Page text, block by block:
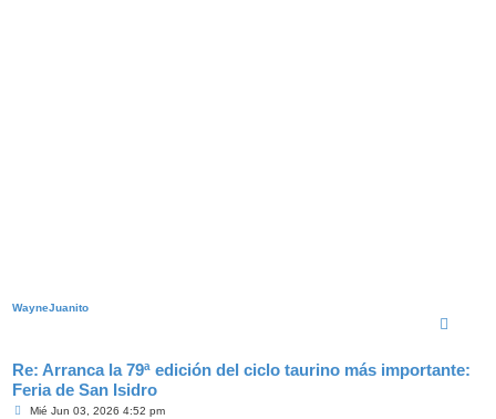
WayneJuanito
Re: Arranca la 79ª edición del ciclo taurino más importante:
Feria de San Isidro
MMié Jun 03, 2026 4:52 pm